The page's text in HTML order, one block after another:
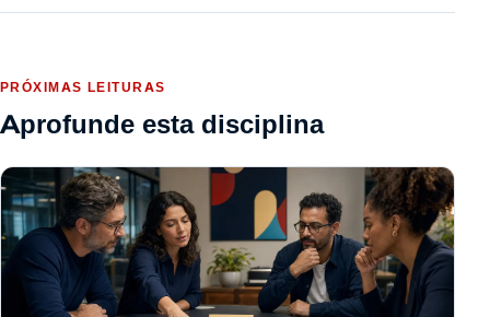
PRÓXIMAS LEITURAS
Aprofunde esta disciplina